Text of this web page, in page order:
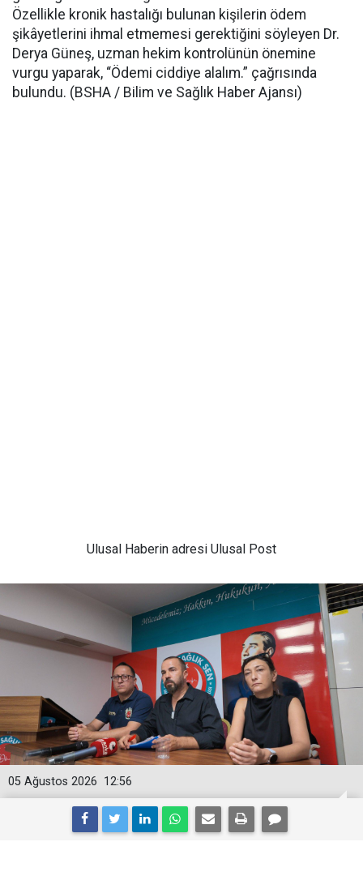
Özellikle kronik hastalığı bulunan kişilerin ödem
şikâyetlerini ihmal etmemesi gerektiğini söyleyen Dr.
Derya Güneş, uzman hekim kontrolünün önemine
vurgu yaparak, “Ödemi ciddiye alalım.” çağrısında
bulundu. (BSHA / Bilim ve Sağlık Haber Ajansı)
Ulusal Haberin adresi Ulusal Post
12:56
05 Ağustos 2026